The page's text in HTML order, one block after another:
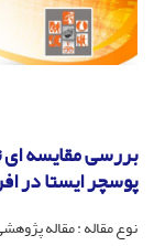
بررسی مقایسه ای
پوسچر ایستا در
نوع مقاله : مقاله